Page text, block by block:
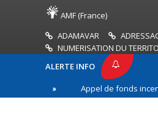
AMF (France)
ADAMAVAR
NUMERISATION DU
ALERTE INFO
Appel de fonds incendies